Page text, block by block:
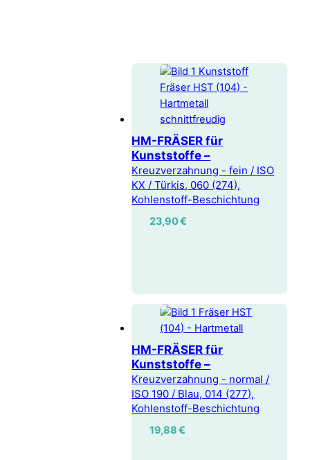
HM-FRÄSER für
Kunststoffe –
Kreuzverzahnung - fein / ISO
KX / Türkis, 060 (274),
Kohlenstoff-Beschichtung
23,90€
HM-FRÄSER für
Kunststoffe –
Kreuzverzahnung - normal /
ISO 190 / Blau, 014 (277),
Kohlenstoff-Beschichtung
19,88€